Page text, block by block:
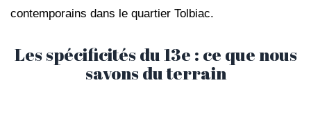
contemporains dans le quartier Tolbiac.
Les spécificités du 13e : ce que nous
savons du terrain